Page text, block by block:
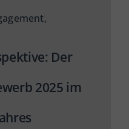
,
Der
2025 im